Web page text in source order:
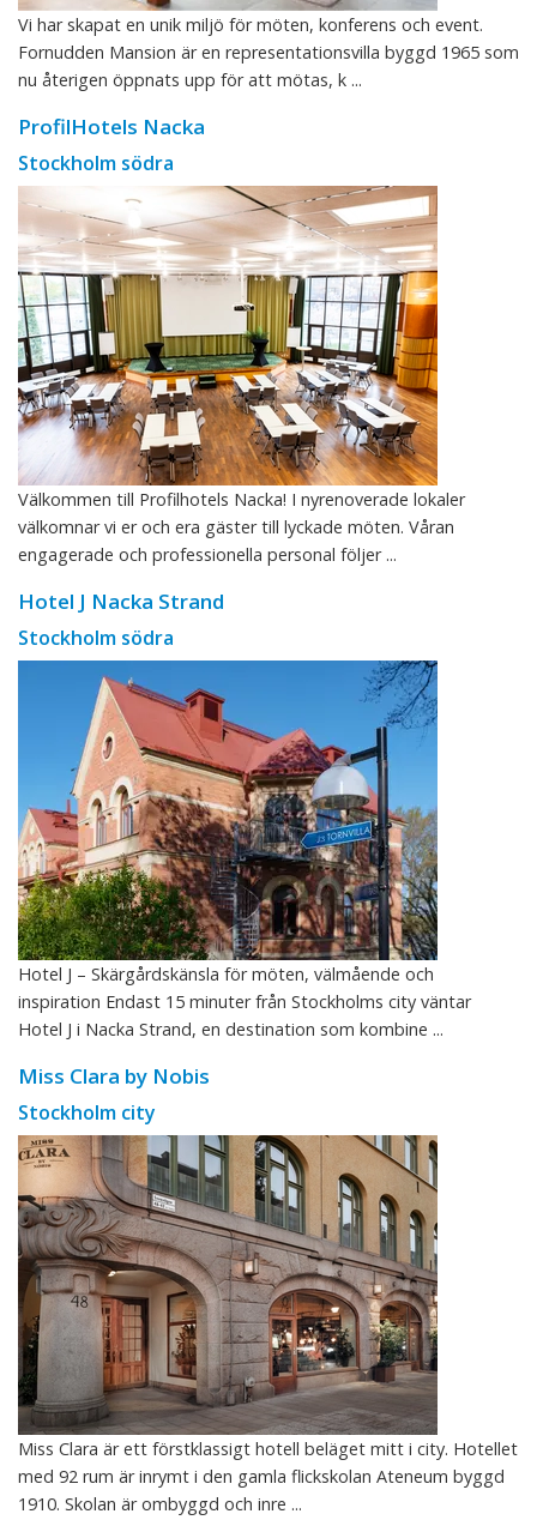
Vi har skapat en unik miljö för möten, konferens och event.
Fornudden Mansion är en representationsvilla byggd 1965 som
nu återigen öppnats upp för att mötas, k ...
ProfilHotels Nacka
Stockholm södra
Välkommen till Profilhotels Nacka! I nyrenoverade lokaler
välkomnar vi er och era gäster till lyckade möten. Våran
engagerade och professionella personal följer ...
Hotel J Nacka Strand
Stockholm södra
Hotel J – Skärgårdskänsla för möten, välmående och
inspiration Endast 15 minuter från Stockholms city väntar
Hotel J i Nacka Strand, en destination som kombine ...
Miss Clara by Nobis
Stockholm city
Miss Clara är ett förstklassigt hotell beläget mitt i city. Hotellet
med 92 rum är inrymt i den gamla flickskolan Ateneum byggd
1910. Skolan är ombyggd och inre ...